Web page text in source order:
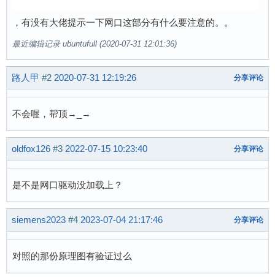
，有没有大佬提示一下网口这部分有什么要注意的。。
最近编辑记录 ubuntufull (2020-07-31 12:01:36)
路人甲 #2 2020-07-31 12:19:26 分享评论
不会喔，帮顶→_→
oldfox126 #3 2022-07-15 10:23:40 分享评论
是不是网口驱动没加载上？
siemens2023 #4 2023-07-04 21:17:46 分享评论
对照的那份原理图有验证过么